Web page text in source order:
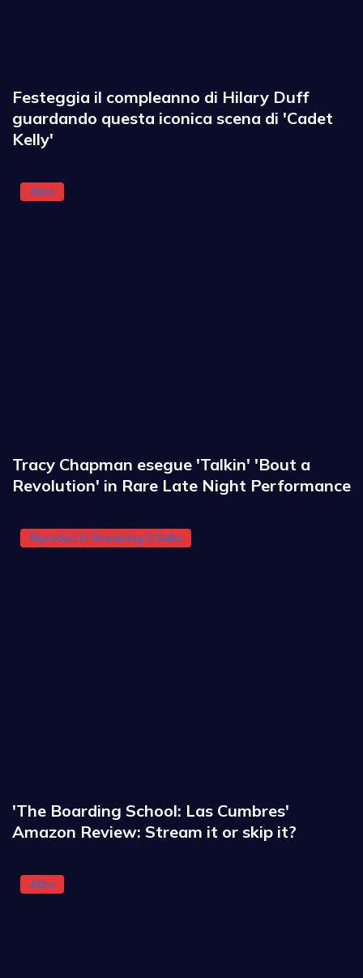
Festeggia il compleanno di Hilary Duff
guardando questa iconica scena di 'Cadet
Kelly'
Altro
Tracy Chapman esegue 'Talkin' 'Bout a
Revolution' in Rare Late Night Performance
Riproduci In Streaming O Salta
'The Boarding School: Las Cumbres'
Amazon Review: Stream it or skip it?
Altro